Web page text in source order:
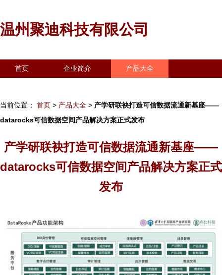
温州聚迪科技有限公司
首页 企业简介 产品大全
当前位置： 首页 > 产品大全 > 产学研联袂打造可信数据流通新基座——
datarocks可信数据空间产品解决方案正式发布
产学研联袂打造可信数据流通新基座——
datarocks可信数据空间产品解决方案正式
发布